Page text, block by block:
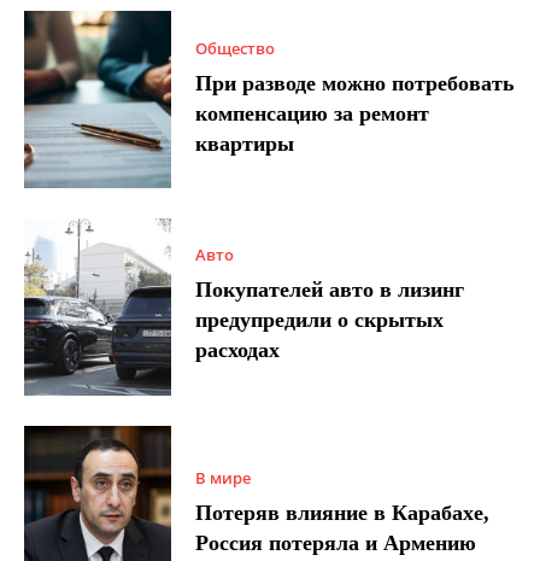
Общество
При разводе можно потребовать
компенсацию за ремонт
квартиры
Авто
Покупателей авто в лизинг
предупредили о скрытых
расходах
В мире
Потеряв влияние в Карабахе,
Россия потеряла и Армению